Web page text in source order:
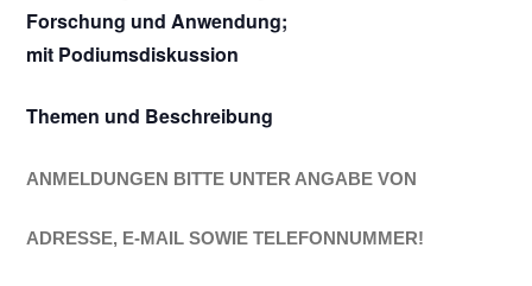
Forschung und Anwendung;
mit Podiumsdiskussion
Themen und Beschreibung
ANMELDUNGEN BITTE UNTER ANGABE VON
ADRESSE, E-MAIL SOWIE TELEFONNUMMER!